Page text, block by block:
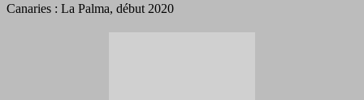
Canaries : La Palma, début 2020